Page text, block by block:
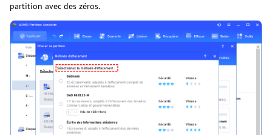
partition avec des zéros.